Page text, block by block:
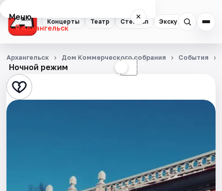
Концерты Театр Стендап Экскурсии
Меню ×
Архангельск
Концерты
Театр
Стендап
Ночной режим ☾
Архангельск Дом Коммерческого собрания События